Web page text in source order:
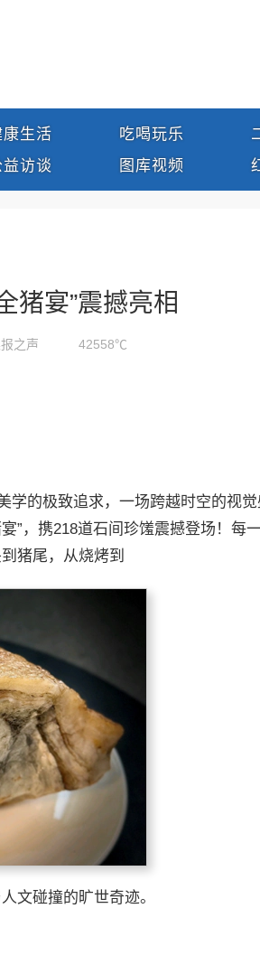
康生活
益访谈
吃喝玩乐
图库视频
猪宴”震撼亮相
之声 42558℃
学的极致追求，一场跨越时空的视
”，携218道石间珍馐震撼登场！每
猪尾，从烧烤到
文碰撞的旷世奇迹。